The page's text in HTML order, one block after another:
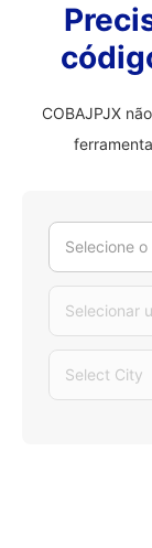
COBAJPJX
Selecione o
Selecionar
Select City